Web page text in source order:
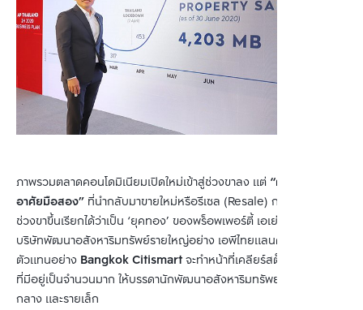
ภาพรวมตลาดคอนโดมิเนียมเปิดใหม่เข้าสู่ช่วงขาลง แต่ “ตลาดที่อยู่
อาศัยมือสอง” ที่นำกลับมาขายใหม่หรือรีเซล (Resale) กลับพลิกเข้าสู่
ช่วงขาขึ้นเรียกได้ว่าเป็น ‘ยุคทอง’ ของพร็อพเพอร์ตี้ เอเย่นท์ ในเครือ
บริษัทพัฒนาอสังหาริมทรัพย์รายใหญ่อย่าง เอพีไทยแลนด์ โดยบริษัท
ตัวแทนอย่าง Bangkok Citismartจะทำหน้าที่เคลียร์สต็อกพร้อมขาย
ที่มีอยู่เป็นจำนวนมาก ให้บรรดานักพัฒนาอสังหาริมทรัพย์รายใหญ่ ราย
กลาง และรายเล็ก